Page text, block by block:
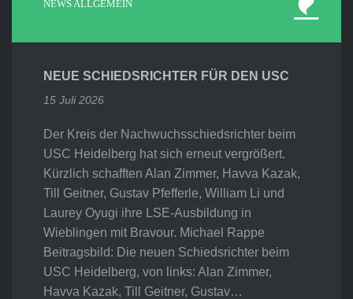
NEWS ALLGEMEIN
NEUE SCHIEDSRICHTER FÜR DEN USC
15 Juli 2026
Der Kreis der Nachwuchsschiedsrichter beim
USC Heidelberg hat sich erneut vergrößert.
Kürzlich schafften Alan Zimmer, Havva Kazak,
Till Geitner, Gustav Pfefferle, William Li und
Laurey Oyugi ihre LSE-Ausbildung in
Wieblingen mit Bravour. Michael Rappe
Beitragsbild: Die neuen Schiedsrichter beim
USC Heidelberg, von links: Alan Zimmer,
Havva Kazak, Till Geitner, Gustav…